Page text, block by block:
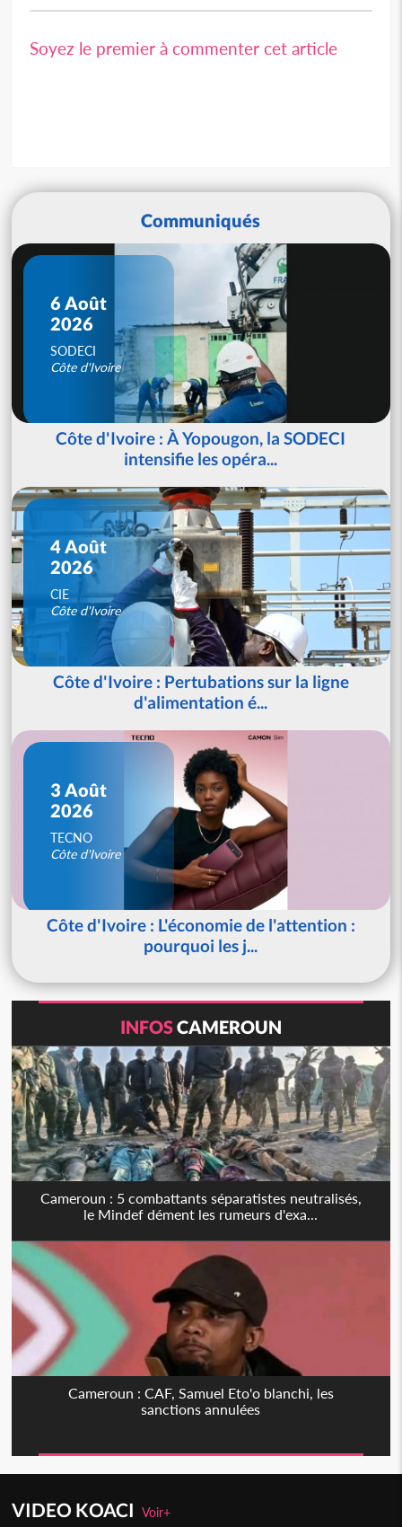
Soyez le premier à commenter cet article
Communiqués
6 Août
2026
SODECI
Côte d'Ivoire
Côte d'Ivoire : À Yopougon, la SODECI
intensifie les opéra...
4 Août
2026
CIE
Côte d'Ivoire
Côte d'Ivoire : Pertubations sur la ligne
d'alimentation é...
3 Août
2026
TECNO
Côte d'Ivoire
Côte d'Ivoire : L'économie de l'attention :
pourquoi les j...
INFOSCAMEROUN
Cameroun : 5 combattants séparatistes neutralisés,
le Mindef dément les rumeurs d'exa...
Cameroun : CAF, Samuel Eto'o blanchi, les
sanctions annulées
VIDEO KOACIVoir+